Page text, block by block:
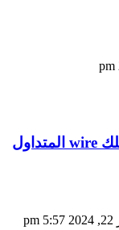
Re: دالة ارقام الحرير xxx و GG و السلك wire المتداول